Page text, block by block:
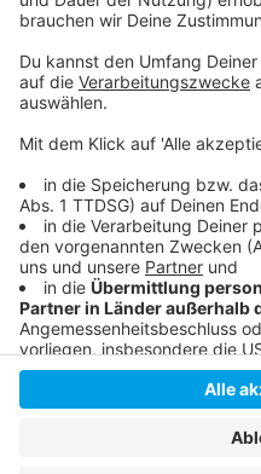
- Bochum: 108.000 Euro
- Wuppertal: 67.299 Euro
Anzeige